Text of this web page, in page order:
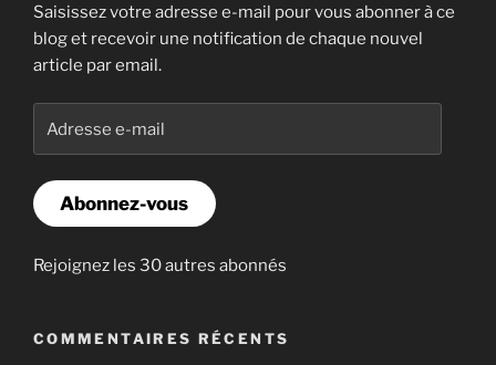
Saisissez votre adresse e-mail pour vous abonner à ce
blog et recevoir une notification de chaque nouvel
article par email.
e-
Abonnez-vous
Rejoignez les 30 autres abonnés
COMMENTAIRES RÉCENTS